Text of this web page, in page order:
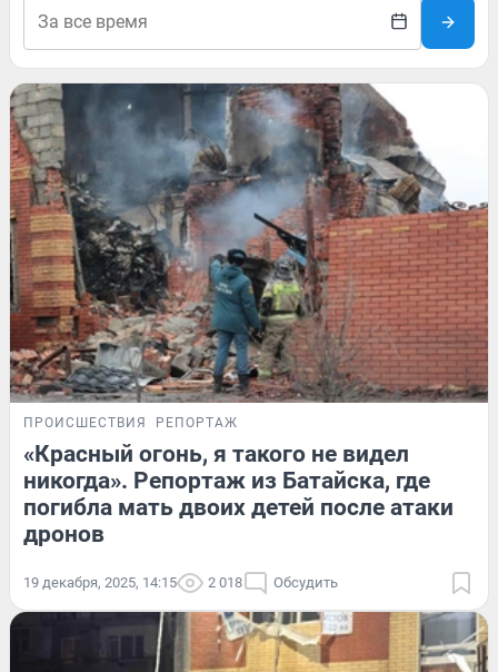
ПРОИСШЕСТВИЯ РЕПОРТАЖ
«Красный огонь, я такого не видел
никогда». Репортаж из Батайска, где
погибла мать двоих детей после атаки
дронов
19 декабря, 2025, 14:15 2 018 Обсудить